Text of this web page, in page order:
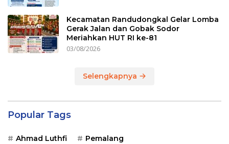
Kecamatan Randudongkal Gelar Lomba
Gerak Jalan dan Gobak Sodor
Meriahkan HUT RI ke-81
03/08/2026
Selengkapnya
Popular Tags
Ahmad Luthfi Pemalang